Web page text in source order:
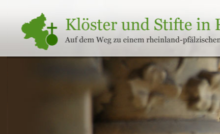
Klöster
und
Stifte
in
Rheinland-